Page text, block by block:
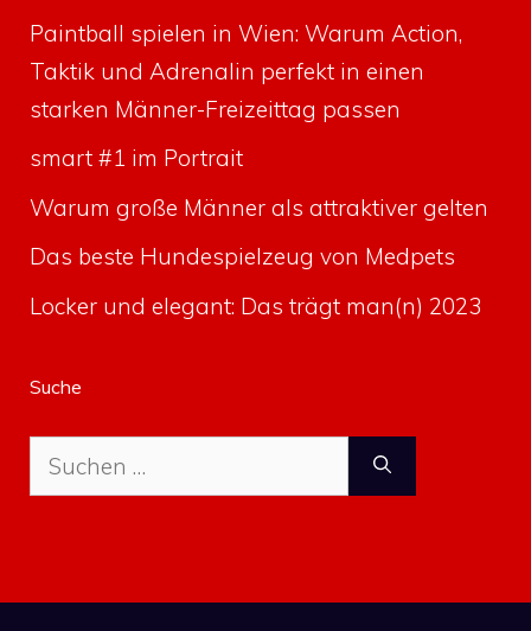
Paintball spielen in Wien: Warum Action,
Taktik und Adrenalin perfekt in einen
starken Männer-Freizeittag passen
smart #1 im Portrait
Warum große Männer als attraktiver gelten
Das beste Hundespielzeug von Medpets
Locker und elegant: Das trägt man(n) 2023
Suche
Suche
nach: